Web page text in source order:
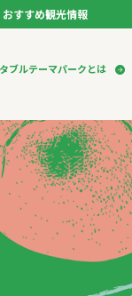
すすめ観光情報
ブルテーマパークとは
検索
テーマパークとは
トミーティング
企業について
ビュー
タビュー